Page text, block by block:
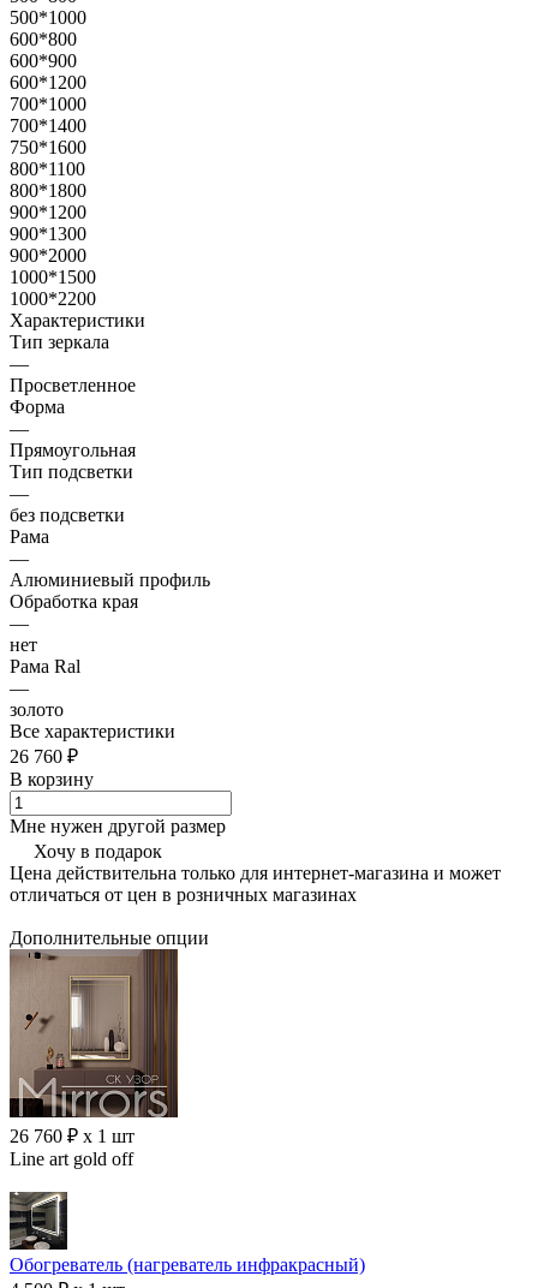
500*1000
600*800
600*900
600*1200
700*1000
700*1400
750*1600
800*1100
800*1800
900*1200
900*1300
900*2000
1000*1500
1000*2200
Характеристики
Тип зеркала
—
Просветленное
Форма
—
Прямоугольная
Тип подсветки
—
без подсветки
Рама
—
Алюминиевый профиль
Обработка края
—
нет
Рама Ral
—
золото
Все характеристики
26 760 ₽
В корзину
Мне нужен другой размер
Хочу в подарок
Цена действительна только для интернет-магазина и может
отличаться от цен в розничных магазинах
Дополнительные опции
26 760 ₽ x 1 шт
Line art gold off
Обогреватель (нагреватель инфракрасный)